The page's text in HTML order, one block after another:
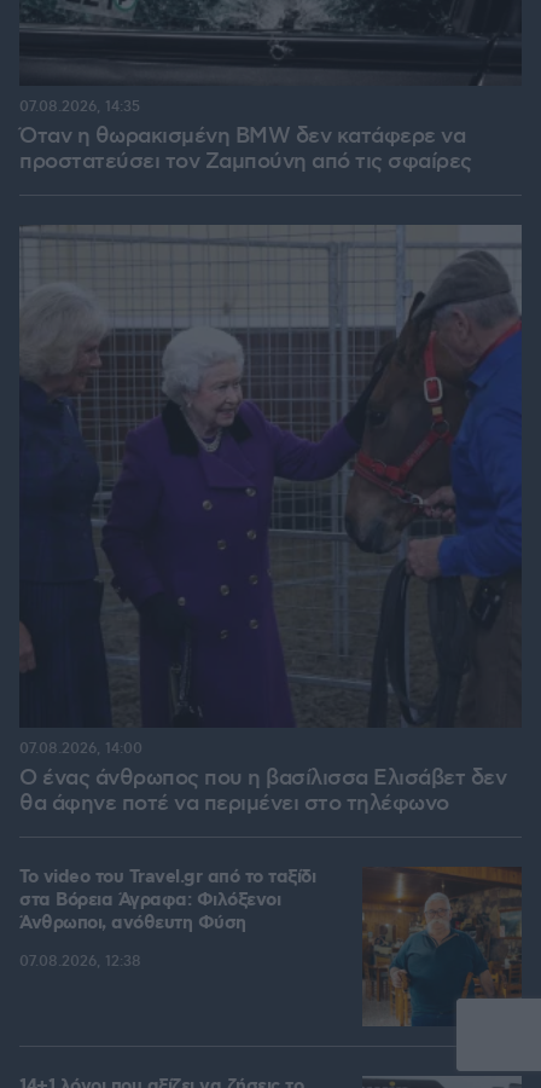
Όταν η θωρακισμένη BMW δεν κατάφερε να
προστατεύσει τον Ζαμπούνη από τις σφαίρες
07.08.2026, 14:35
Ο ένας άνθρωπος που η βασίλισσα Ελισάβετ δεν
θα άφηνε ποτέ να περιμένει στο τηλέφωνο
07.08.2026, 14:00
To video του Travel.gr από το ταξίδι
στα Βόρεια Άγραφα: Φιλόξενοι
Άνθρωποι, ανόθευτη Φύση
07.08.2026, 12:38